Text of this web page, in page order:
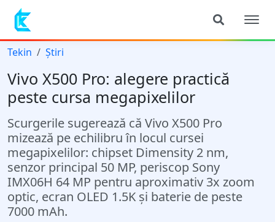
Tekin Știri
Vivo X500 Pro: alegere practică
peste cursa megapixelilor
Scurgerile sugerează că Vivo X500 Pro
mizează pe echilibru în locul cursei
megapixelilor: chipset Dimensity 2 nm,
senzor principal 50 MP, periscop Sony
IMX06H 64 MP pentru aproximativ 3x zoom
optic, ecran OLED 1.5K și baterie de peste
7000 mAh.